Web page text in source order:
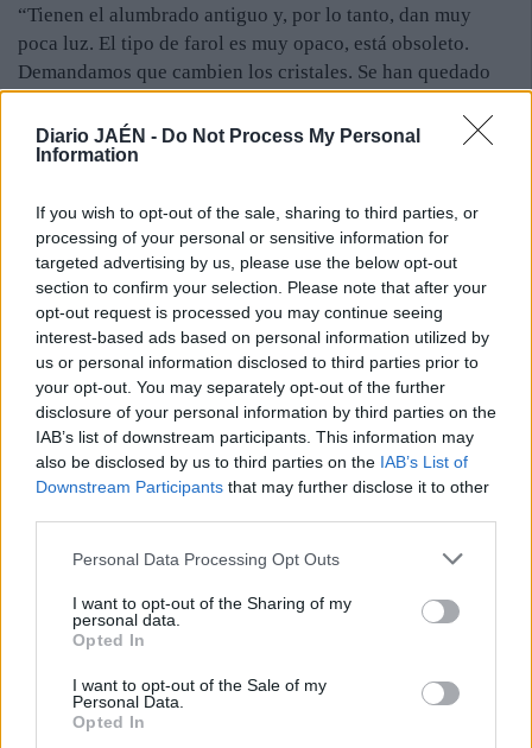
Diario JAÉN - Do Not Process My Personal
Information
If you wish to opt-out of the sale, sharing to third parties, or
processing of your personal or sensitive information for
targeted advertising by us, please use the below opt-out
section to confirm your selection. Please note that after your
opt-out request is processed you may continue seeing
interest-based ads based on personal information utilized by
us or personal information disclosed to third parties prior to
your opt-out. You may separately opt-out of the further
disclosure of your personal information by third parties on the
IAB’s list of downstream participants. This information may
also be disclosed by us to third parties on the IAB’s List of
Downstream Participants that may further disclose it to other
Personal Data Processing Opt Outs
I want to opt-out of the Sharing of my
personal data.
Opted In
I want to opt-out of the Sale of my
Personal Data.
Opted In
“Tienen el alumbrado antiguo y, por lo tanto, dan muy
poca luz. El tipo de farol es muy opaco, está obsoleto.
Demandamos que cambien los cristales. Se han quedado
oxidados por el sol”, dice, al tiempo que lamenta que haya
farolas con “cristales rotos”.
mejoras. Francisco Céspedes espera que el Gobierno local
“Estamos muy abandonados. Tuve una reunión con la
empresa concesionaria del servicio para trasladarle el
problema. Esperamos encontrar pronto una solución”,
concluye.